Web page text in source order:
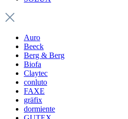
Auro
Beeck
Berg & Berg
Biofa
Claytec
conluto
FAXE
gräfix
dormiente